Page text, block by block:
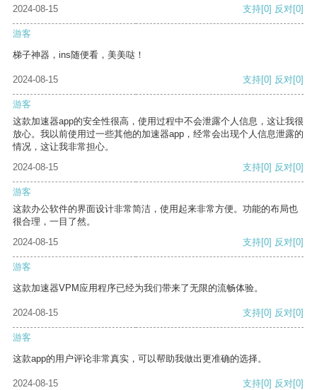
2024-08-15 支持[0] 反对[0]
游客
梯子神器，ins随便看，美美哒！
2024-08-15 支持[0] 反对[0]
游客
这款加速器app的安全性很高，使用过程中不会泄露个人信息，这让我很
放心。我以前使用过一些其他的加速器app，经常会出现个人信息泄露的
情况，这让我非常担心。
2024-08-15
支持[0] 反对[0]
游客
这款办公软件的界面设计非常简洁，使用起来非常方便。功能的布局也
很合理，一目了然。
2024-08-15
支持[0] 反对[0]
游客
这款加速器VPM应用程序已经为我们带来了无限的流畅体验。
2024-08-15 支持[0] 反对[0]
游客
这款app的用户评论非常真实，可以帮助我做出更准确的选择。
2024-08-15 支持[0] 反对[0]